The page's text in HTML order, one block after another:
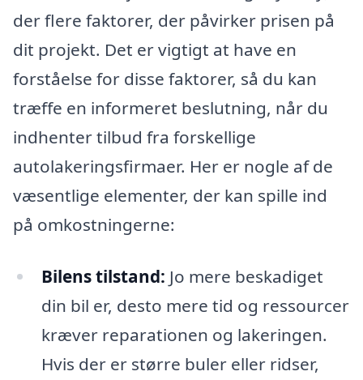
der flere faktorer, der påvirker prisen på
dit projekt. Det er vigtigt at have en
forståelse for disse faktorer, så du kan
træffe en informeret beslutning, når du
indhenter tilbud fra forskellige
autolakeringsfirmaer. Her er nogle af de
væsentlige elementer, der kan spille ind
på omkostningerne:
Bilens tilstand: Jo mere beskadiget
din bil er, desto mere tid og ressourcer
kræver reparationen og lakeringen.
Hvis der er større buler eller ridser,